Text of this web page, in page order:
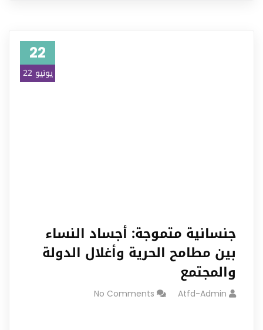
22
يونيو 22
جنسانية متموجة: أجساد النساء
بين مطامح الحرية وأغلال الدولة
والمجتمع
Atfd-Admin
No Comments